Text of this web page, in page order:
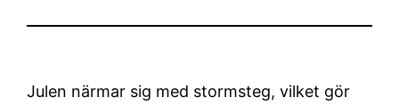
Julen närmar sig med stormsteg, vilket gör